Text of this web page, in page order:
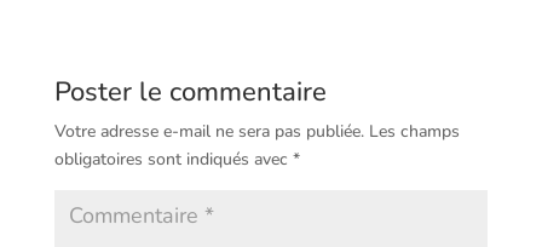
Poster le commentaire
Votre adresse e-mail ne sera pas publiée. Les champs
obligatoires sont indiqués avec *